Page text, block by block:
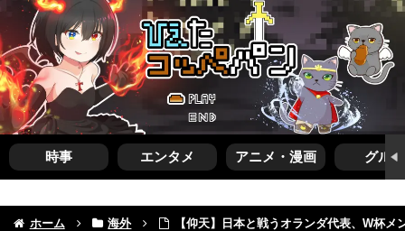
時事 エンタメ アニメ・漫画 グルメ
ホーム 海外 【仰天】日本と戦うオランダ代表、W杯